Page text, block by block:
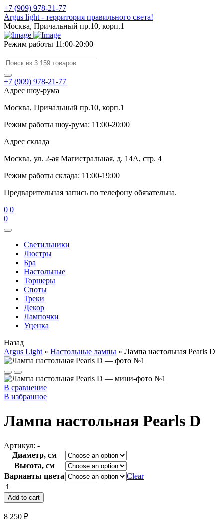
+7 (909) 978-21-77
Argus light - территория правильного света!
Москва, Причальный пр.10, корп.1
Режим работы 11:00-20:00
+7 (909) 978-21-77
Адрес шоу-рума
Москва, Причальный пр.10, корп.1
Режим работы шоу-рума: 11:00-20:00
Адрес склада
Москва, ул. 2-ая Магистральная, д. 14А, стр. 4
Режим работы склада: 11:00-19:00
Предварительная запись по телефону обязательна.
0 0
0
Cветильники
Люстры
Бра
Настольные
Торшеры
Споты
Треки
Декор
Лампочки
Уценка
Назад
Argus Light » Настольные лампы » Лампа настольная Pearls D
В сравнение
В избранное
Лампа настольная Pearls D
Артикул: -
Диаметр, см
Высота, см
Варианты цвета
Clear
Лампа
настольная
Pearls
D
quantity
Add to cart
8 250 ₽